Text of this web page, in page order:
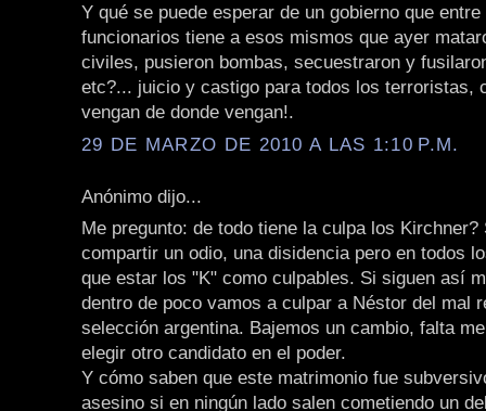
Y qué se puede esperar de un gobierno que
funcionarios tiene a esos mismos que ayer
civiles, pusieron bombas, secuestraron y
etc?... juicio y castigo para todos los terroristas,
vengan de donde vengan!.
29 DE MARZO DE 2010 A LAS 1:10 P.M.
Anónimo dijo...
Me pregunto: de todo tiene la culpa los Kirchner?
compartir un odio, una disidencia pero en todos
que estar los "K" como culpables. Si siguen así
dentro de poco vamos a culpar a Néstor del mal
selección argentina. Bajemos un cambio, falta
elegir otro candidato en el poder.
Y cómo saben que este matrimonio fue
asesino si en ningún lado salen cometiendo un